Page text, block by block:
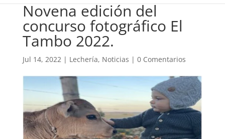
Novena edición del
concurso fotográfico El
Tambo 2022.
Jul 14, 2022| Lechería, Noticias | 0 Comentarios